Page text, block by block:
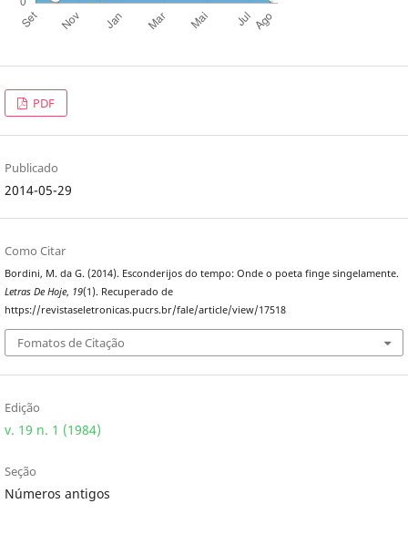
PDF
Publicado
2014-05-29
Como Citar
Bordini, M. da G. (2014). Esconderijos do tempo: Onde o poeta finge singelamente.
Letras De Hoje, 19(1). Recuperado de
https://revistaseletronicas.pucrs.br/fale/article/view/17518
Fomatos de Citação
Edição
v. 19 n. 1 (1984)
Seção
Números antigos